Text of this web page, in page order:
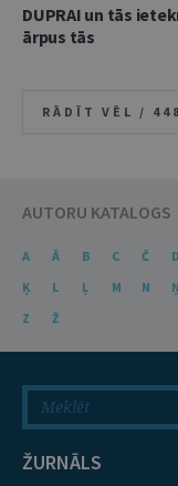
DUPRAI un tās
ārpus tās
RĀDĪT VĒL / 448
AUTORU KATALOGS
A Ā B C Č D
Ķ
L Ļ M N Ņ
Z
Ž
ŽURNĀLS